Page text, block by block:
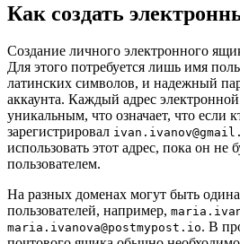
Как создать
Создание личного электронного
Для этого потребуется лишь имя
латинских символов, и надежный
аккаунта. Каждый адрес
уникальным, что означает, что если
зарегистрировал
использовать этот адрес, пока он не
пользователем.
На разных доменах могут быть
пользователей, например,
maria.ivanova@postmypost.io. В